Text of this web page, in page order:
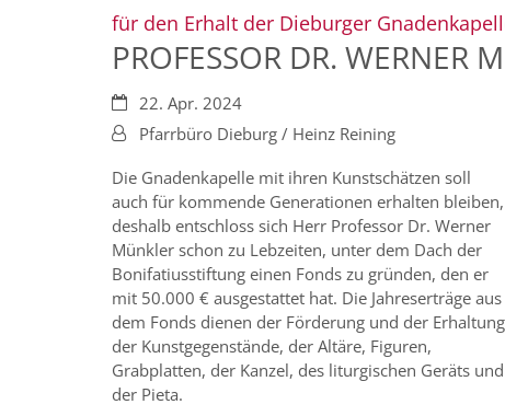
für den Erhalt der Dieburger
PROFESSOR DR. WERNER
Datum:22. Apr. 2024
Von:Pfarrbüro Dieburg / Heinz Reining
Die Gnadenkapelle mit ihren Kunstschätzen soll
auch für kommende Generationen erhalten bleiben,
deshalb entschloss sich Herr Professor Dr. Werner
Münkler schon zu Lebzeiten, unter dem Dach der
Bonifatiusstiftung einen Fonds zu gründen, den er
mit 50.000 € ausgestattet hat. Die Jahreserträge aus
dem Fonds dienen der Förderung und der Erhaltung
der Kunstgegenstände, der Altäre, Figuren,
Grabplatten, der Kanzel, des liturgischen Geräts und
der Pieta.